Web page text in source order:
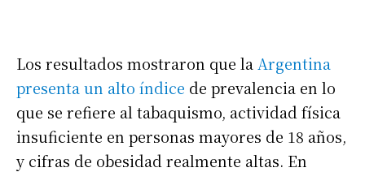
Los resultados mostraron que la Argentina
presenta un alto índice de prevalencia en lo
que se refiere al tabaquismo, actividad física
insuficiente en personas mayores de 18 años,
y cifras de obesidad realmente altas. En